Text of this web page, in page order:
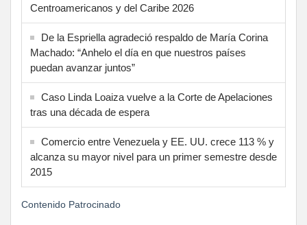
Centroamericanos y del Caribe 2026
De la Espriella agradeció respaldo de María Corina
Machado: “Anhelo el día en que nuestros países
puedan avanzar juntos”
Caso Linda Loaiza vuelve a la Corte de Apelaciones
tras una década de espera
Comercio entre Venezuela y EE. UU. crece 113 % y
alcanza su mayor nivel para un primer semestre desde
2015
Contenido Patrocinado